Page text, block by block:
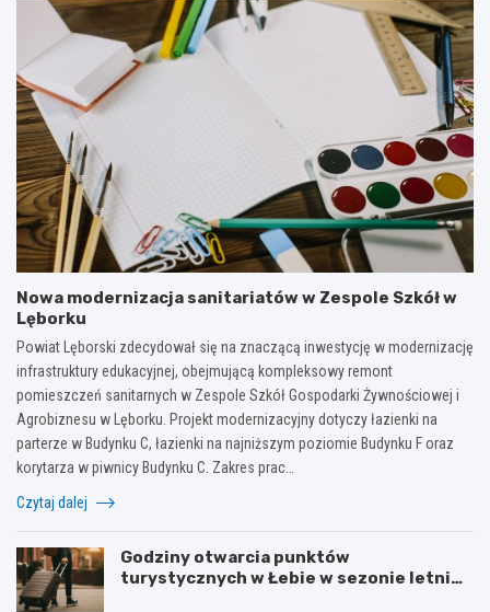
Nowa modernizacja sanitariatów w Zespole Szkół w
Lęborku
Powiat Lęborski zdecydował się na znaczącą inwestycję w modernizację
infrastruktury edukacyjnej, obejmującą kompleksowy remont
pomieszczeń sanitarnych w Zespole Szkół Gospodarki Żywnościowej i
Agrobiznesu w Lęborku. Projekt modernizacyjny dotyczy łazienki na
parterze w Budynku C, łazienki na najniższym poziomie Budynku F oraz
korytarza w piwnicy Budynku C. Zakres prac…
Czytaj dalej
Godziny otwarcia punktów
turystycznych w Łebie w sezonie letnim